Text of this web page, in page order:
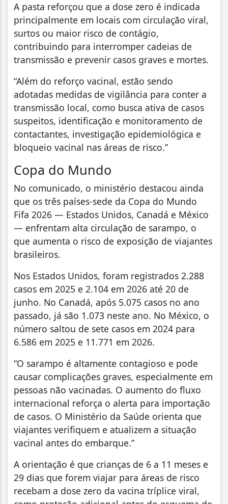
A pasta reforçou que a dose zero é indicada
principalmente em locais com circulação viral,
surtos ou maior risco de contágio,
contribuindo para interromper cadeias de
transmissão e prevenir casos graves e mortes.
“Além do reforço vacinal, estão sendo
adotadas medidas de vigilância para conter a
transmissão local, como busca ativa de casos
suspeitos, identificação e monitoramento de
contactantes, investigação epidemiológica e
bloqueio vacinal nas áreas de risco.”
Copa do Mundo
No comunicado, o ministério destacou ainda
que os três países-sede da Copa do Mundo
Fifa 2026 — Estados Unidos, Canadá e México
— enfrentam alta circulação de sarampo, o
que aumenta o risco de exposição de viajantes
brasileiros.
Nos Estados Unidos, foram registrados 2.288
casos em 2025 e 2.104 em 2026 até 20 de
junho. No Canadá, após 5.075 casos no ano
passado, já são 1.073 neste ano. No México, o
número saltou de sete casos em 2024 para
6.586 em 2025 e 11.771 em 2026.
“O sarampo é altamente contagioso e pode
causar complicações graves, especialmente em
pessoas não vacinadas. O aumento do fluxo
internacional reforça o alerta para importação
de casos. O Ministério da Saúde orienta que
viajantes verifiquem e atualizem a situação
vacinal antes do embarque.”
A orientação é que crianças de 6 a 11 meses e
29 dias que forem viajar para áreas de risco
recebam a dose zero da vacina tríplice viral,